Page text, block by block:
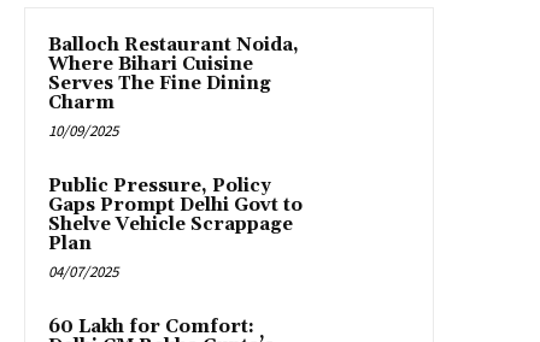
Balloch Restaurant Noida,
Where Bihari Cuisine
Serves The Fine Dining
Charm
10/09/2025
Public Pressure, Policy
Gaps Prompt Delhi Govt to
Shelve Vehicle Scrappage
Plan
04/07/2025
₹60 Lakh for Comfort: